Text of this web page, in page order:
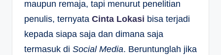
maupun remaja, tapi menurut penelitian
penulis, ternyata Cinta Lokasi bisa terjadi
kepada siapa saja dan dimana saja
termasuk di Social Media. Beruntunglah jika